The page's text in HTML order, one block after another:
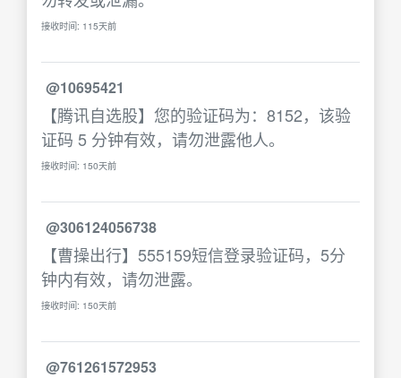
接收时间: 115天前
@10695421
【腾讯自选股】您的验证码为：8152，该验
证码 5 分钟有效，请勿泄露他人。
接收时间: 150天前
@306124056738
【曹操出行】555159短信登录验证码，5分
钟内有效，请勿泄露。
接收时间: 150天前
@761261572953